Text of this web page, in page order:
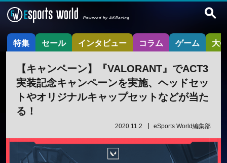
特集 セール インタビュー コラム ゲーム 大
【キャンペーン】『VALORANT』でACT3
実装記念キャンペーンを実施、ヘッドセッ
トやオリジナルキャップセットなどが当た
る！
2020.11.2 eSports World編集部